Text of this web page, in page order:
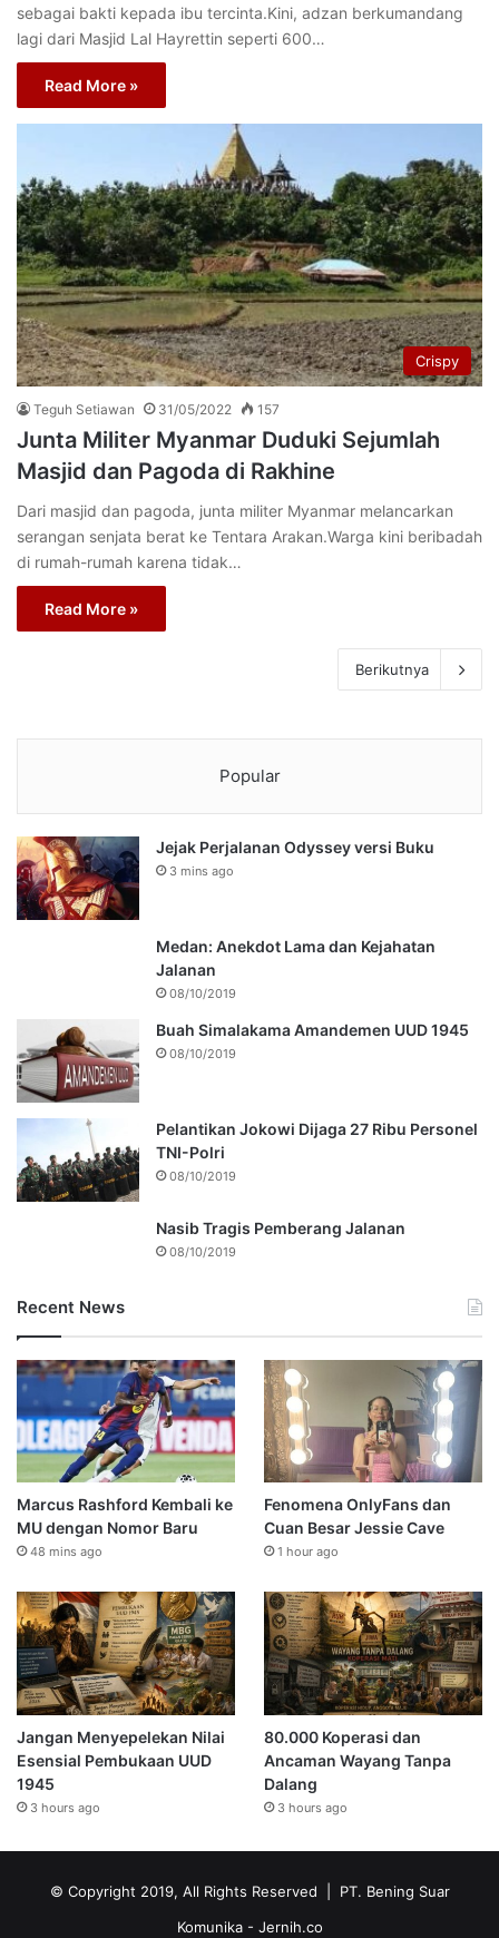
sebagai bakti kepada ibu tercinta.Kini, adzan berkumandang
lagi dari Masjid Lal Hayrettin seperti 600…
Read More »
Crispy
Teguh Setiawan 31/05/2022 157
Junta Militer Myanmar Duduki Sejumlah
Masjid dan Pagoda di Rakhine
Dari masjid dan pagoda, junta militer Myanmar melancarkan
serangan senjata berat ke Tentara Arakan.Warga kini beribadah
di rumah-rumah karena tidak…
Read More »
Berikutnya
Popular
Jejak Perjalanan Odyssey versi Buku
3 mins ago
Medan: Anekdot Lama dan Kejahatan
Jalanan
08/10/2019
Buah Simalakama Amandemen UUD 1945
08/10/2019
Pelantikan Jokowi Dijaga 27 Ribu Personel
TNI-Polri
08/10/2019
Nasib Tragis Pemberang Jalanan
08/10/2019
Recent News
Marcus Rashford Kembali ke
MU dengan Nomor Baru
48 mins ago
Fenomena OnlyFans dan
Cuan Besar Jessie Cave
1 hour ago
Jangan Menyepelekan Nilai
Esensial Pembukaan UUD
1945
3 hours ago
80.000 Koperasi dan
Ancaman Wayang Tanpa
Dalang
3 hours ago
© Copyright 2019, All Rights Reserved | PT. Bening Suar
Komunika - Jernih.co